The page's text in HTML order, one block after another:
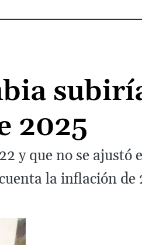
2025
y que no se ajustó
la inflación de